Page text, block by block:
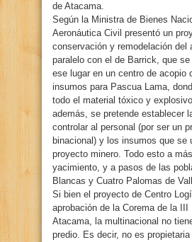
de Atacama.
Según la Ministra de Bienes
Aeronáutica Civil presentó un
conservación y remodelación del
paralelo con el de Barrick, que
ese lugar en un centro de acopio
insumos para Pascua Lama,
todo el material tóxico y
además, se pretende establecer
controlar al personal (por ser un
binacional) y los insumos que se
proyecto minero. Todo esto a
yacimiento, y a pasos de las
Blancas y Cuatro Palomas de
Si bien el proyecto de Centro
aprobación de la Corema de la III
Atacama, la multinacional no
predio. Es decir, no es